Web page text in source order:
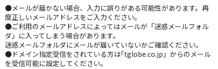
●メールが届かない場合、入力に誤りがある可能性があります。再
度正しいメールアドレスをご入力ください。
●ご利用のメールアドレスによってはメールが「迷惑メールフォル
ダ」に入ってしまう場合があります。
迷惑メールフォルダにメールが届いていないかご確認ください。
●ドメイン指定受信をされている方は｢tglobe.co.jp」からのメール
を受信可能に設定してください。